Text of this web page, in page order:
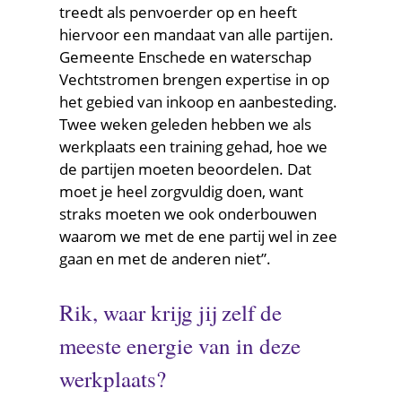
treedt als penvoerder op en heeft
hiervoor een mandaat van alle partijen.
Gemeente Enschede en waterschap
Vechtstromen brengen expertise in op
het gebied van inkoop en aanbesteding.
Twee weken geleden hebben we als
werkplaats een training gehad, hoe we
de partijen moeten beoordelen. Dat
moet je heel zorgvuldig doen, want
straks moeten we ook onderbouwen
waarom we met de ene partij wel in zee
gaan en met de anderen niet”.
Rik, waar krijg jij zelf de
meeste energie van in deze
werkplaats?